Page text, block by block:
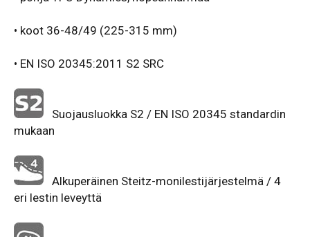
• koot 36-48/49 (225-315 mm)
• EN ISO 20345:2011 S2 SRC
Suojausluokka S2 / EN ISO 20345 standardin
mukaan
Alkuperäinen Steitz-monilestijärjestelmä / 4
eri lestin leveyttä